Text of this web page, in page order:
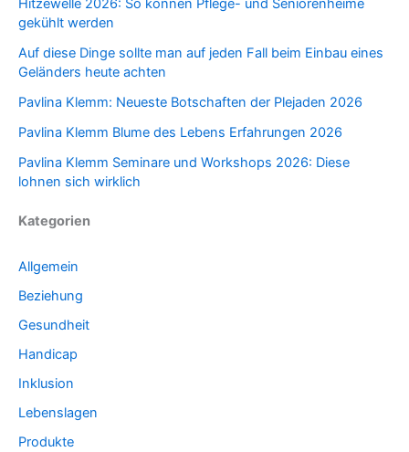
Hitzewelle 2026: So können Pflege- und Seniorenheime
gekühlt werden
Auf diese Dinge sollte man auf jeden Fall beim Einbau eines
Geländers heute achten
Pavlina Klemm: Neueste Botschaften der Plejaden 2026
Pavlina Klemm Blume des Lebens Erfahrungen 2026
Pavlina Klemm Seminare und Workshops 2026: Diese
lohnen sich wirklich
Kategorien
Allgemein
Beziehung
Gesundheit
Handicap
Inklusion
Lebenslagen
Produkte